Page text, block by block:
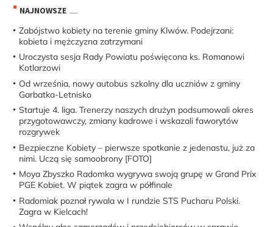
NAJNOWSZE
Zabójstwo kobiety na terenie gminy Klwów. Podejrzani:
kobieta i mężczyzna zatrzymani
Uroczysta sesja Rady Powiatu poświęcona ks. Romanowi
Kotlarzowi
Od września, nowy autobus szkolny dla uczniów z gminy
Garbatka-Letnisko
Startuje 4. liga. Trenerzy naszych drużyn podsumowali okres
przygotowawczy, zmiany kadrowe i wskazali faworytów
rozgrywek
Bezpieczne Kobiety – pierwsze spotkanie z jedenastu, już za
nimi. Uczą się samoobrony [FOTO]
Moya Zbyszko Radomka wygrywa swoją grupę w Grand Prix
PGE Kobiet. W piątek zagra w półfinale
Radomiak poznał rywala w I rundzie STS Pucharu Polski.
Zagra w Kielcach!